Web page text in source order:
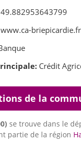
49.882953643799
www.ca-briepicardie.fr
Crédit
de la
se trouve dans le
partie de la région